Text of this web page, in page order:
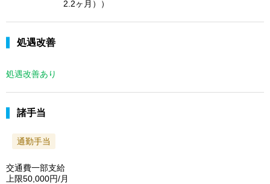
2.2ヶ月））
処遇改善
処遇改善あり
諸手当
通勤手当
交通費一部支給
上限50,000円/月